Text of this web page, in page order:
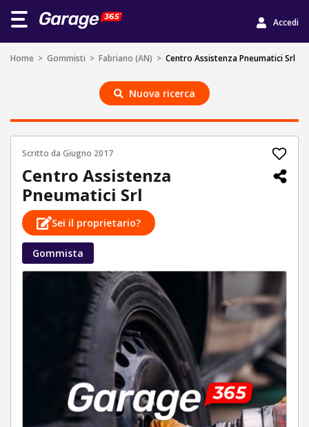
Accedi
Home > Gommisti > Fabriano (AN) > Centro Assistenza Pneumatici Srl
Nuova ricerca
Scritto da Giugno 2017
Centro Assistenza
Pneumatici Srl
Sei il proprietario?
Gommista